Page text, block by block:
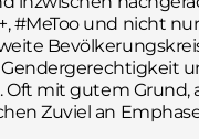
#MeToo und nicht
Gendergerechtigkeit
Oft mit gutem Grund,
Zuviel an